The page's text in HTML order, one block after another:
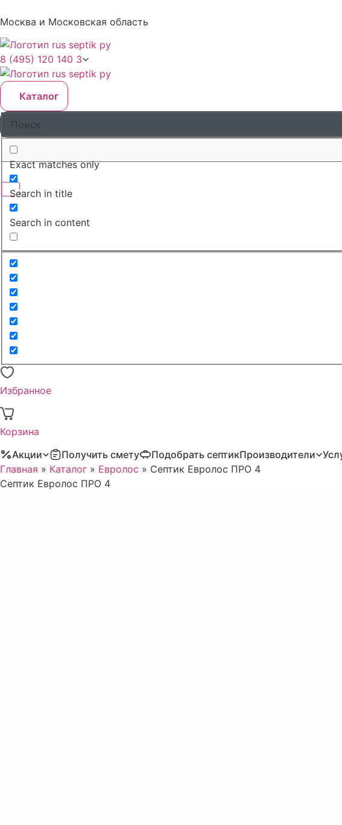
Москва и Московская область
8 (495) 120 140 3
Каталог
Exact matches only
Search in title
Search in content
Избранное
Корзина
Акции
Получить смету Подобрать септикПроизводители
Главная » Каталог » Евролос » Септик Евролос ПРО 4
Септик Евролос ПРО 4